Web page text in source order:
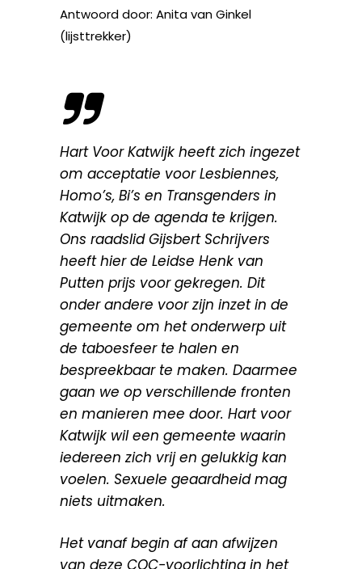
Antwoord door: Anita van Ginkel
(lijsttrekker)
Hart Voor Katwijk heeft zich ingezet
om acceptatie voor Lesbiennes,
Homo’s, Bi’s en Transgenders in
Katwijk op de agenda te krijgen.
Ons raadslid Gijsbert Schrijvers
heeft hier de Leidse Henk van
Putten prijs voor gekregen. Dit
onder andere voor zijn inzet in de
gemeente om het onderwerp uit
de taboesfeer te halen en
bespreekbaar te maken. Daarmee
gaan we op verschillende fronten
en manieren mee door. Hart voor
Katwijk wil een gemeente waarin
iedereen zich vrij en gelukkig kan
voelen. Sexuele geaardheid mag
niets uitmaken.
Het vanaf begin af aan afwijzen
van deze COC-voorlichting in het